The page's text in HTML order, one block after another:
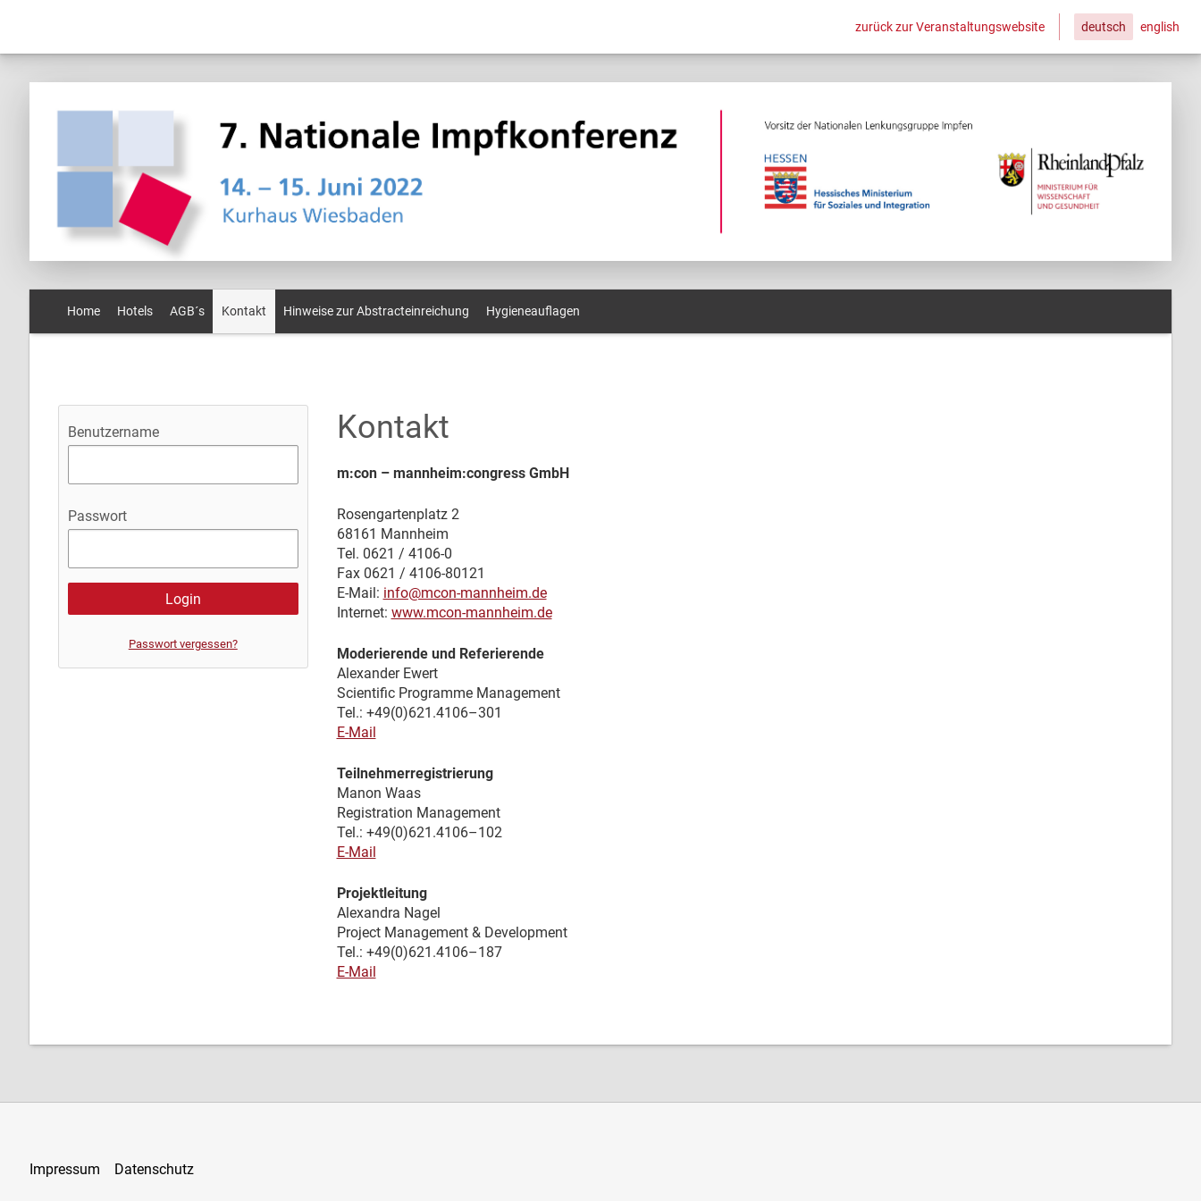
zurück zur Veranstaltungswebsite deutsch english
Home Hotels AGB´s Kontakt Hinweise zur Abstracteinreichung Hygieneauflagen
Benutzername
Passwort
Passwort vergessen?
Kontakt
m:con – mannheim:congress GmbH
Rosengartenplatz 2
68161 Mannheim
Tel. 0621 / 4106-0
Fax 0621 / 4106-80121
E-Mail: info@mcon-mannheim.de
Internet: www.mcon-mannheim.de
Moderierende und Referierende
Alexander Ewert
Scientific Programme Management
Tel.: +49(0)621.4106–301
E-Mail
Teilnehmerregistrierung
Manon Waas
Registration Management
Tel.: +49(0)621.4106–102
E-Mail
Projektleitung
Alexandra Nagel
Project Management & Development
Tel.: +49(0)621.4106–187
E-Mail
Impressum Datenschutz